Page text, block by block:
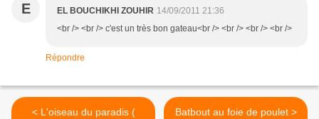
E EL BOUCHIKHI ZOUHIR 14/09/2011 21:36
<br /> <br /> c'est un très bon gateau<br /> <br /> <br /> <br />
Répondre
< L'oiseau du paradis (
Batbout au foie de poulet >